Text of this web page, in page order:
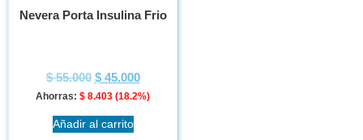
Nevera Porta Insulina Frio
$55.000 $45.000
Ahorras: $ 8.403 (18.2%)
Añadir al carrito